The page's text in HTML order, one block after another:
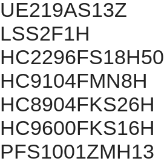
UE219AS13Z
LSS2F1H
HC2296FS18H50
HC9104FMN8H
HC8904FKS26H
HC9600FKS16H
PFS1001ZMH13